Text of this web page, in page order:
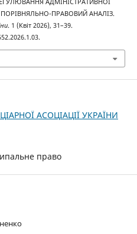
АДМІНІСТРАТИВНОЇ
ПРАВОВИЙ АНАЛІЗ.
. 1 (Квіт 2026), 31–39.
АСОЦІАЦІЇ УКРАЇНИ
право